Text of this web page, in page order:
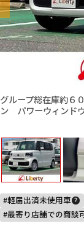
グループ総在庫約６
ン パワーウィンド
軽届出済未使用車 ?
最寄り店舗での商談